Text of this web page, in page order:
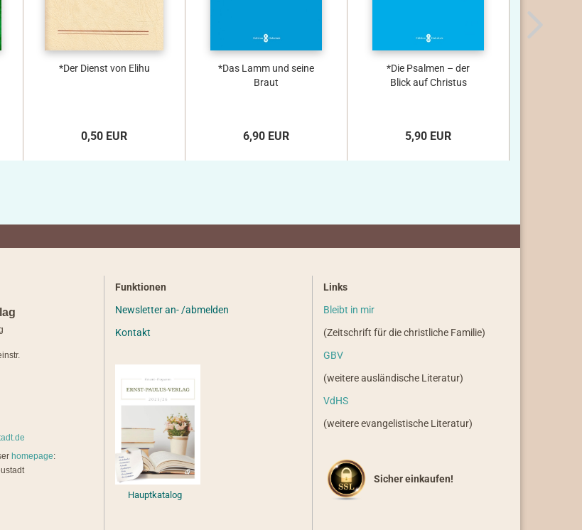
*Der Dienst von Elihu
0,50 EUR
*Das Lamm und seine
Braut
6,90 EUR
*Die Psalmen – der
Blick auf Christus
5,90 EUR
homepage:
Funktionen
Newsletter an- /abmelden
Kontakt
Hauptkatalog
Links
Bleibt in mir
(Zeitschrift für die christliche Familie)
GBV
(weitere ausländische Literatur)
VdHS
(weitere evangelistische Literatur)
Sicher einkaufen!